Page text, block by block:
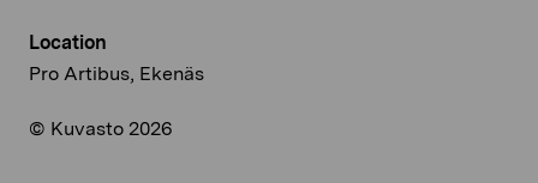
Location
Pro Artibus, Ekenäs
© Kuvasto 2026